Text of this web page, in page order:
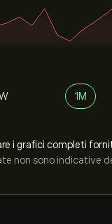
1M
i grafici completi
non sono indicative